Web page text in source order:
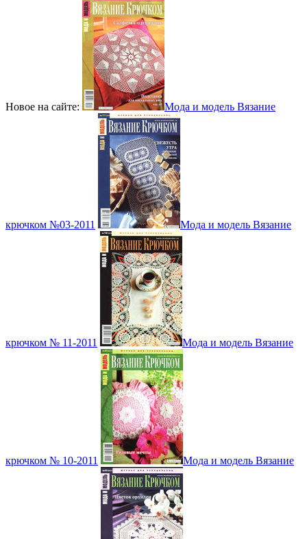
Новое на сайте: Мода и модель Вязание
крючком №03-2011 Мода и модель Вязание
крючком № 11-2011 Мода и модель Вязание
крючком № 10-2011 Мода и модель Вязание